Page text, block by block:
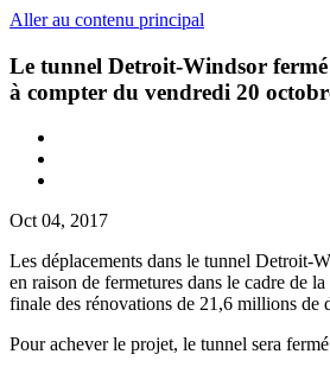
Aller au contenu principal
Le tunnel Detroit-Windsor
à compter du vendredi 20
Oct 04, 2017
Les déplacements dans le tunnel Detroit-
en raison de fermetures dans le cadre de
finale des rénovations de 21,6 millions de
Pour achever le projet, le tunnel sera